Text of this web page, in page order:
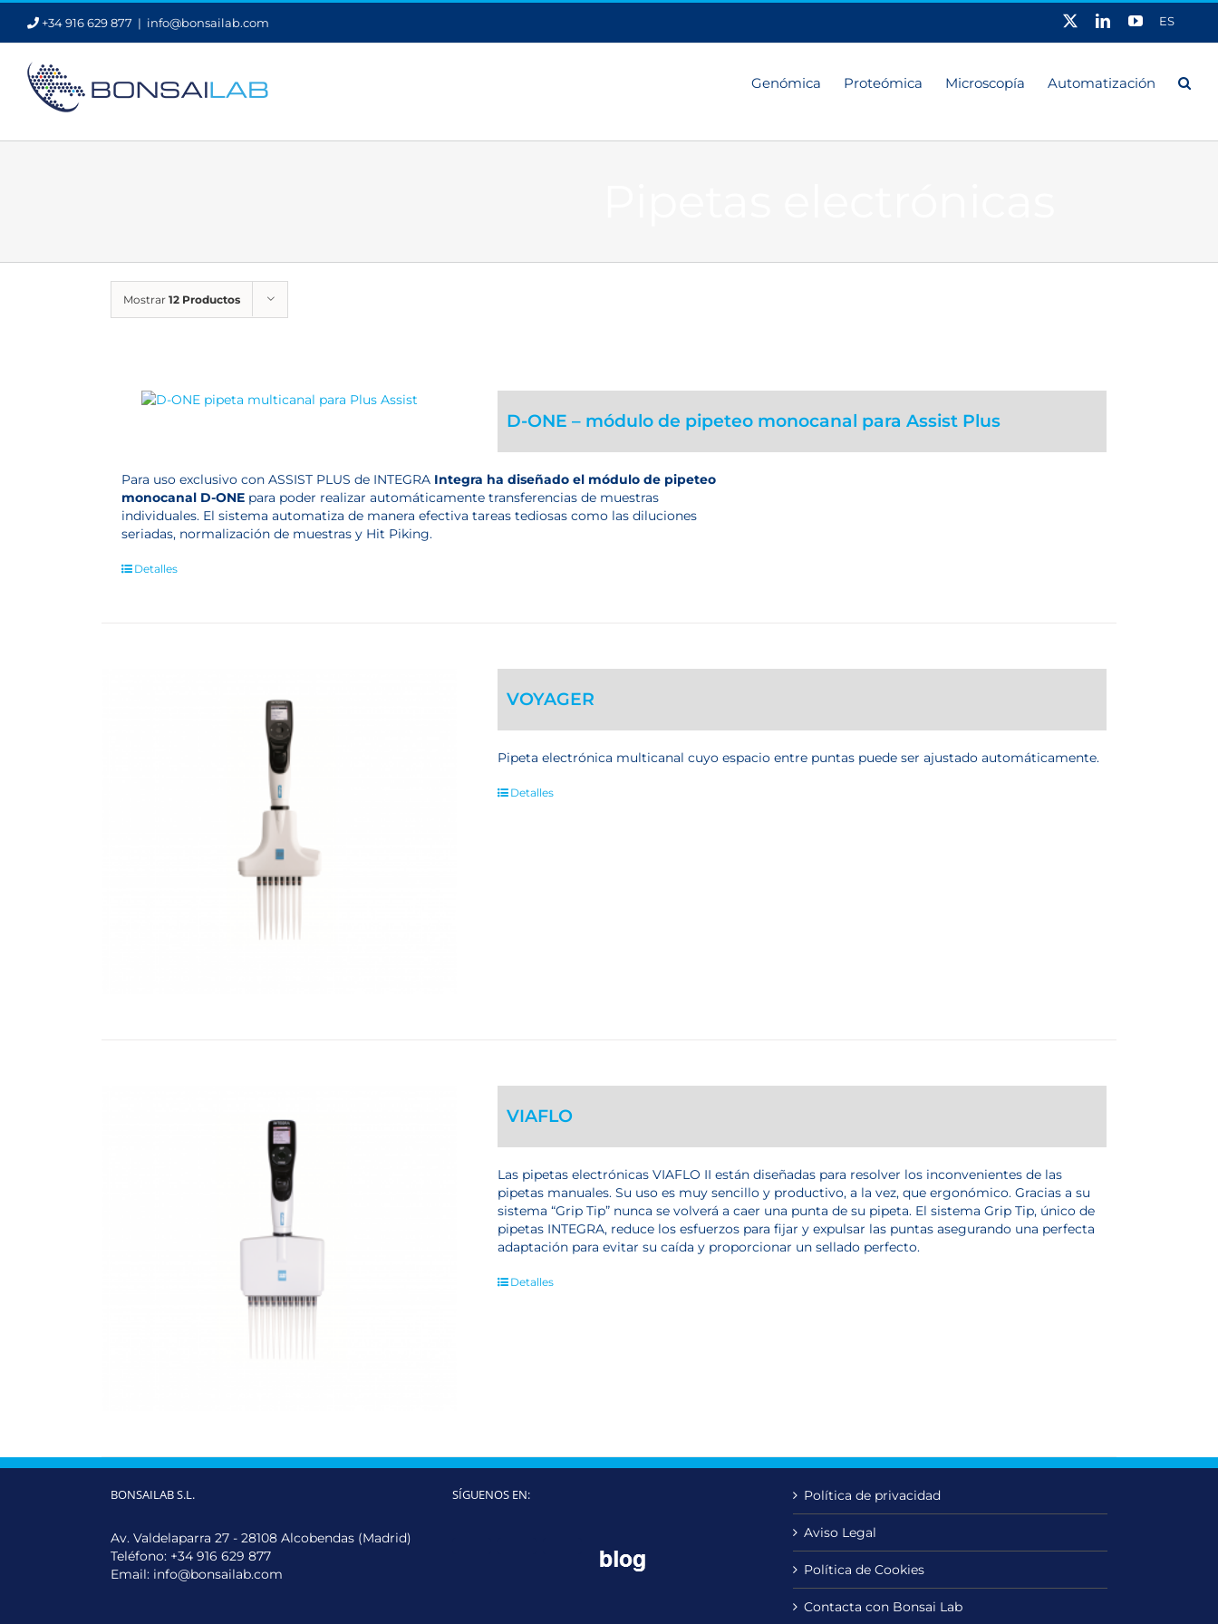
Saltar
contenido
+34 916 629 877 | info@bonsailab.com ES
LinkedInYouTube
Genómica Proteómica Microscopía Automatización
Mostrar 12 Productos
D-ONE – módulo de pipeteo monocanal para Assist Plus
Para uso exclusivo con ASSIST PLUS de INTEGRA Integra ha diseñado el módulo de pipeteo
monocanal D-ONE para poder realizar automáticamente transferencias de muestras
individuales. El sistema automatiza de manera efectiva tareas tediosas como las diluciones
seriadas, normalización de muestras y Hit Piking.
Detalles
VOYAGER
Pipeta electrónica multicanal cuyo espacio entre puntas puede ser ajustado automáticamente.
Detalles
VIAFLO
Las pipetas electrónicas VIAFLO II están diseñadas para resolver los inconvenientes de las
pipetas manuales. Su uso es muy sencillo y productivo, a la vez, que ergonómico. Gracias a su
sistema “Grip Tip” nunca se volverá a caer una punta de su pipeta. El sistema Grip Tip, único de
pipetas INTEGRA, reduce los esfuerzos para fijar y expulsar las puntas asegurando una perfecta
adaptación para evitar su caída y proporcionar un sellado perfecto.
Detalles
BONSAILAB S.L.
Av. Valdelaparra 27 - 28108 Alcobendas (Madrid)
Teléfono: +34 916 629 877
Email: info@bonsailab.com
SÍGUENOS EN:
LinkedIn
YouTube
Política de privacidad
Aviso Legal
Política de Cookies
Contacta con Bonsai Lab